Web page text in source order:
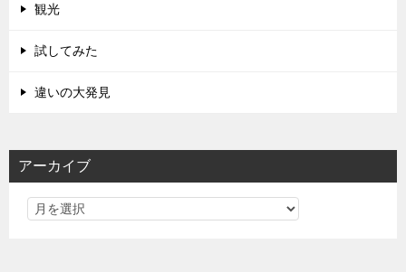
観光
試してみた
違いの大発見
アーカイブ